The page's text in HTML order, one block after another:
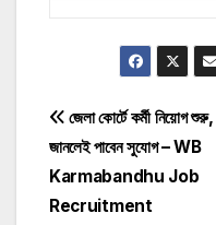
Post
navigation
জেলা কোর্টে কর্মী নিয়োগ শুরু,
জানলেই পাবেন সুযোগ – WB
Karmabandhu Job
Recruitment